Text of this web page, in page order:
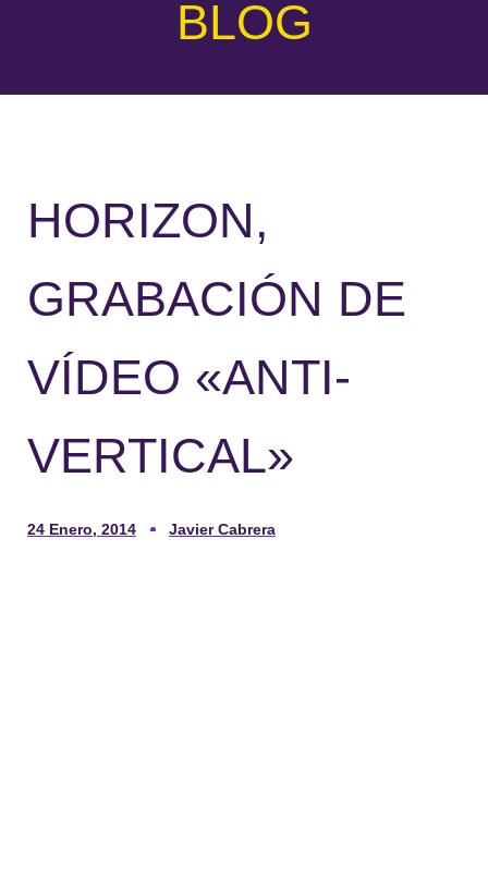
BLOG
HORIZON,
GRABACIÓN DE
VÍDEO «ANTI-
VERTICAL»
24 Enero, 2014 Javier Cabrera